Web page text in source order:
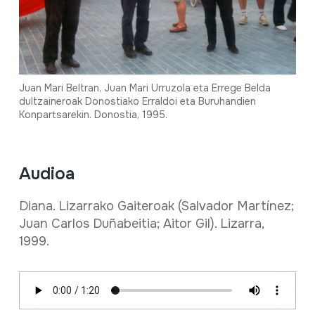
Juan Mari Beltran, Juan Mari Urruzola eta Errege Belda
dultzaineroak Donostiako Erraldoi eta Buruhandien
Konpartsarekin. Donostia, 1995.
Audioa
Diana. Lizarrako Gaiteroak (Salvador Martínez;
Juan Carlos Duñabeitia; Aitor Gil). Lizarra,
1999.